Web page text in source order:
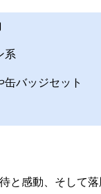
系
バッジセット
と感動、そして